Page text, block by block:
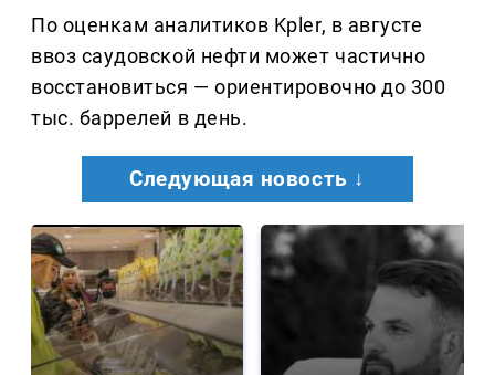
По оценкам аналитиков Kpler, в августе
ввоз саудовской нефти может частично
восстановиться — ориентировочно до 300
тыс. баррелей в день.
Следующая новость ↓